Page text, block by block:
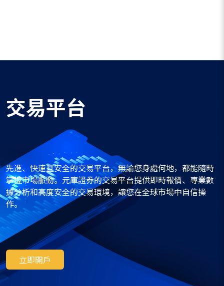
交易平台
先進、快速且安全的交易平台，無論您身處何地，都能隨時
掌握市場脈動。元庫證券的交易平台提供即時報價、專業數
據分析和高度安全的交易環境，讓您在全球市場中自信操
作。
立即開戶